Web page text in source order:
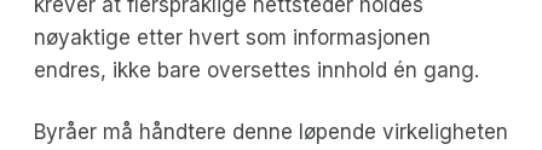
nøyaktige etter hvert som informasjonen
endres, ikke bare oversettes innhold én gang.
Byråer må håndtere denne løpende virkeligheten